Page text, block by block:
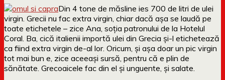
Din 4 tone de măsline ies 700 de litri de ulei
virgin. Grecii nu fac extra virgin, chiar dacă așa se laudă pe
toate etichetele – zice Ana, soția patronului de la Hotelul
Coral. Ba, cică italienii importă ulei din Grecia și-l etichetează
ca fiind extra virgin de-al lor. Oricum, și așa doar un pic virgin
tot mai bun e, zice aceeași sursă, pentru că e plin de
sănătate. Grecoaicele fac din el și unguente, și salate.